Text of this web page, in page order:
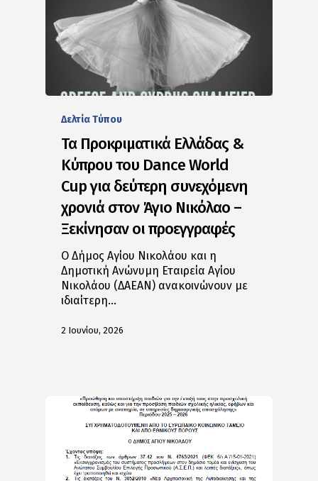
Δελτία Tύπου
Τα Προκριματικά Ελλάδας &
Κύπρου του Dance World
Cup για δεύτερη συνεχόμενη
χρονιά στον Άγιο Νικόλαο –
Ξεκίνησαν οι προεγγραφές
Ο Δήμος Αγίου Νικολάου και η
Δημοτική Ανώνυμη Εταιρεία Αγίου
Νικολάου (ΔΑΕΑΝ) ανακοινώνουν με
ιδιαίτερη…
2 Ιουνίου, 2026